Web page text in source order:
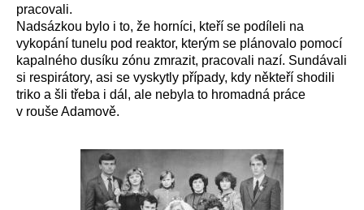
pracovali.
Nadsázkou bylo i to, že horníci, kteří se podíleli na
vykopání tunelu pod reaktor, kterým se plánovalo pomocí
kapalného dusíku zónu zmrazit, pracovali nazí. Sundávali
si respirátory, asi se vyskytly případy, kdy někteří shodili
triko a šli třeba i dál, ale nebyla to hromadná práce
v rouše Adamově.